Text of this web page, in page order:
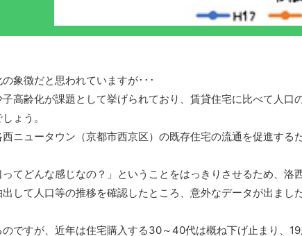
象徴だと思われていますが･･･
高齢化が課題として挙げられており、賃貸住宅に比べて人口
ょう。
ニュータウン（京都市西京区）の既存住宅の流通を促進する
てどんな感じなの？」ということをはっきりさせるため、洛
して人口等の推移を確認したところ、意外なデータが出まし
ですが、近年は住宅購入する30～40代は概ね下げ止まり、